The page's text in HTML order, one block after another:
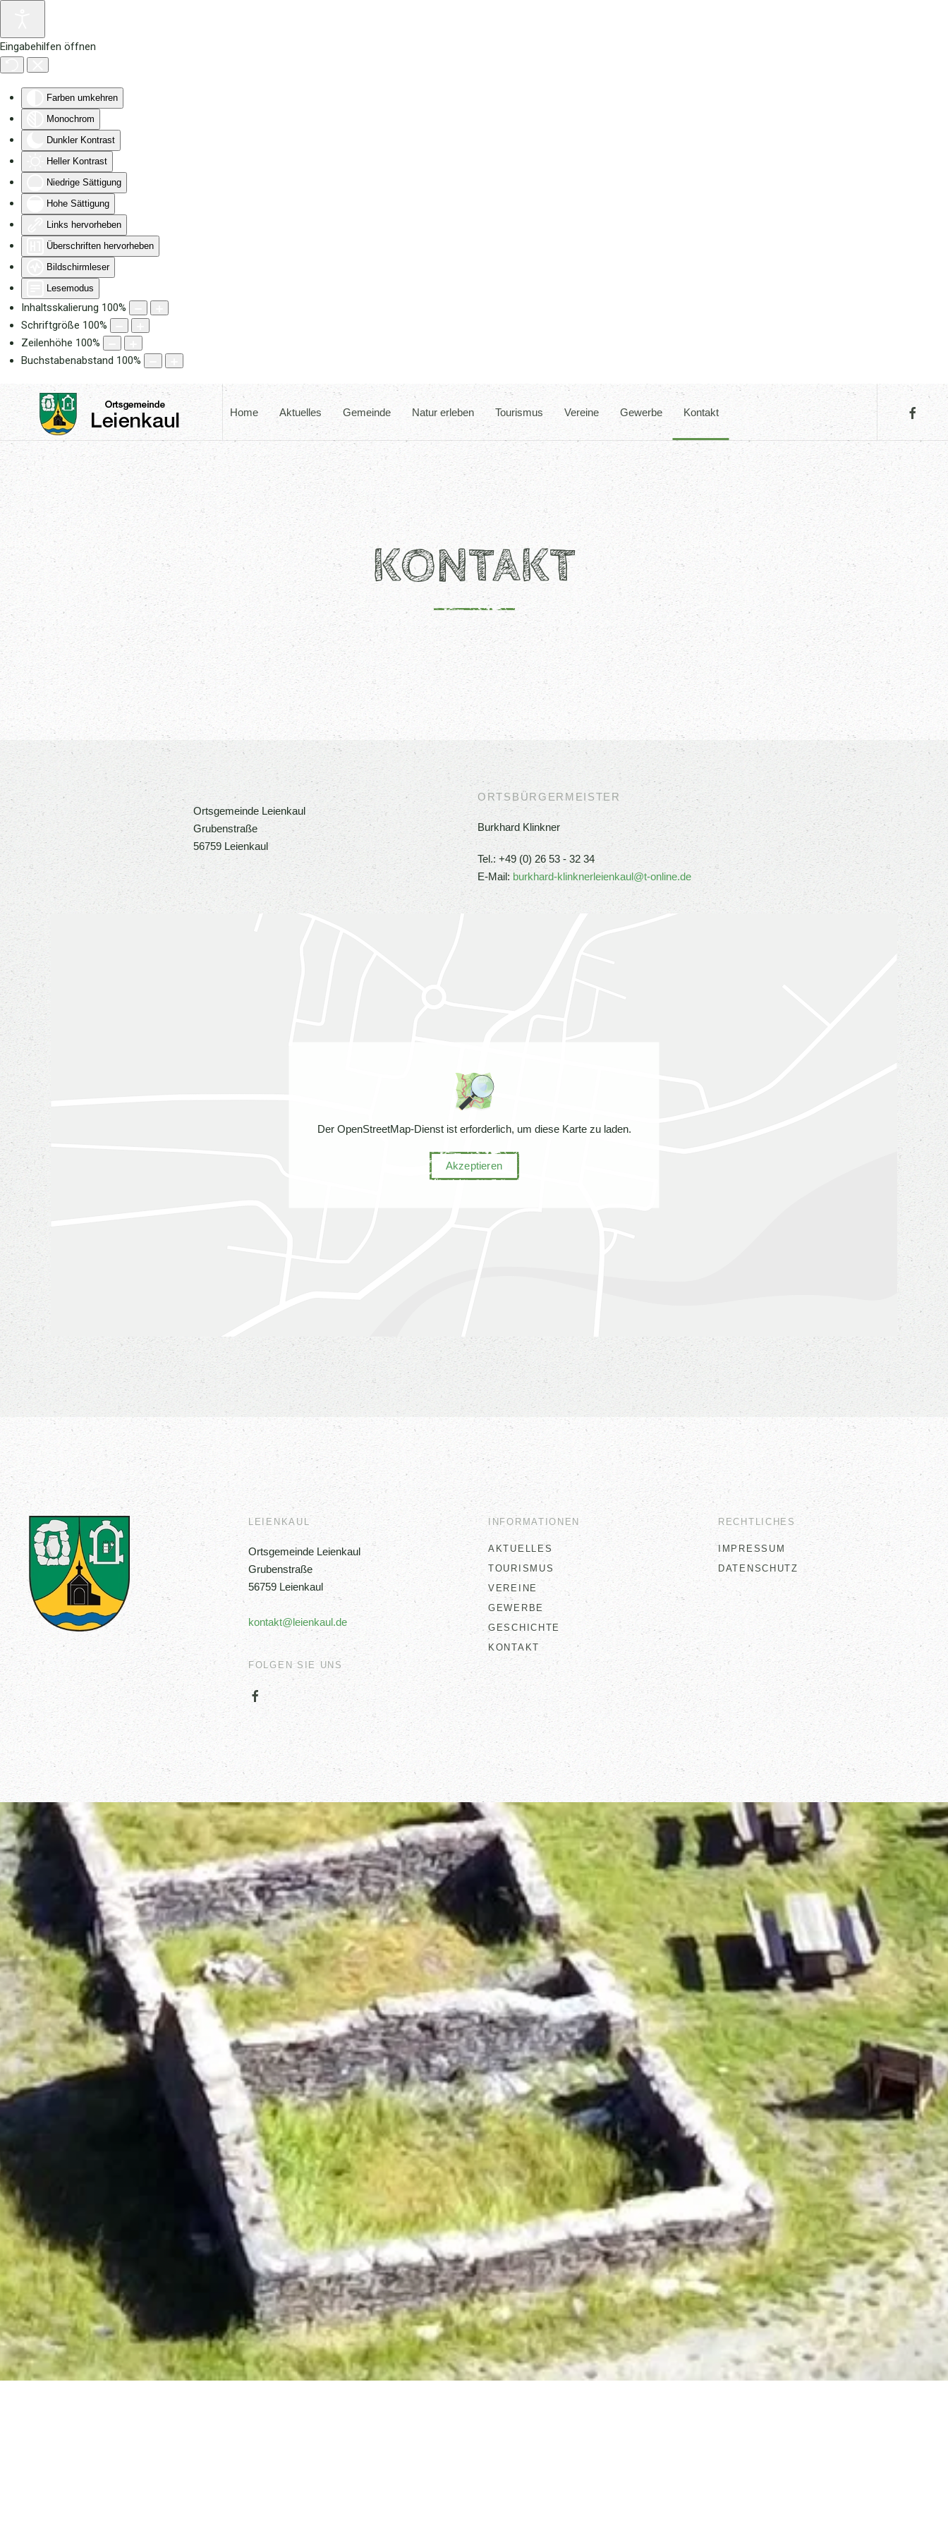
Eingabehilfen öffnen
Farben umkehren
Monochrom
Dunkler Kontrast
Heller Kontrast
Niedrige Sättigung
Hohe Sättigung
Links hervorheben
Überschriften hervorheben
Bildschirmleser
Lesemodus
Inhaltsskalierung 100%
Schriftgröße 100%
Zeilenhöhe 100%
Buchstabenabstand 100%
Home Aktuelles Gemeinde Natur erleben Tourismus Vereine Gewerbe Kontakt
KONTAKT
Ortsgemeinde Leienkaul
Grubenstraße
56759 Leienkaul
ORTSBÜRGERMEISTER
Burkhard Klinkner
Tel.:+49 (0) 26 53 - 32 34
E-Mail: burkhard-klinknerleienkaul@t-online.de
Der OpenStreetMap-Dienst ist erforderlich, um diese Karte zu laden.
Akzeptieren
LEIENKAUL
Ortsgemeinde Leienkaul
Grubenstraße
56759 Leienkaul
kontakt@leienkaul.de
FOLGEN SIE UNS
INFORMATIONEN
AKTUELLES
TOURISMUS
VEREINE
GEWERBE
GESCHICHTE
KONTAKT
RECHTLICHES
IMPRESSUM
DATENSCHUTZ